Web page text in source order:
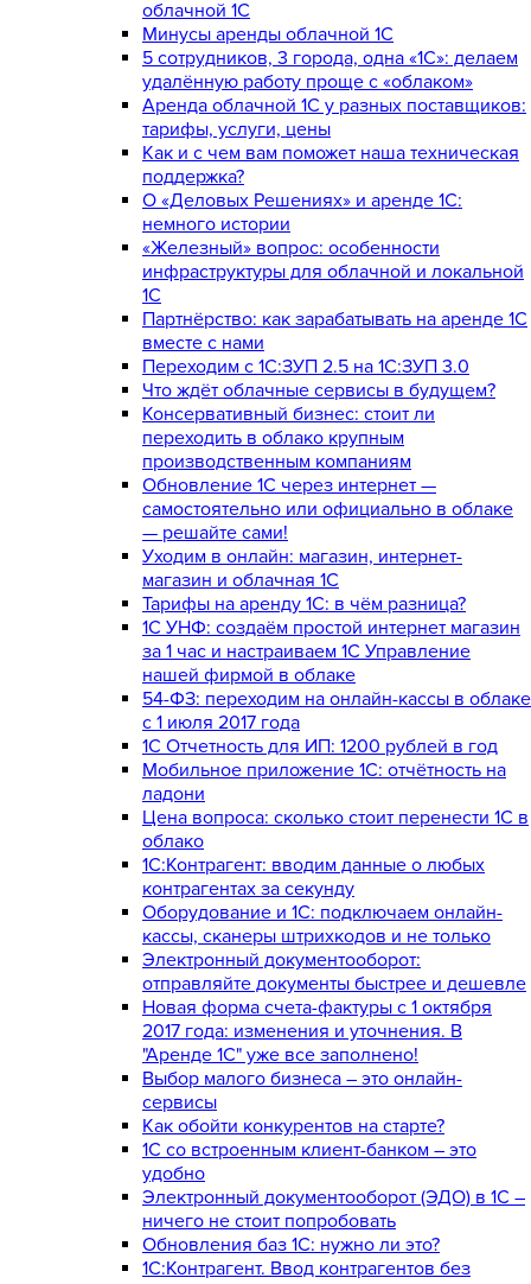
облачной 1С
Минусы аренды облачной 1С
5 сотрудников, 3 города, одна «1С»: делаем
удалённую работу проще с «облаком»
Аренда облачной 1С у разных поставщиков:
тарифы, услуги, цены
Как и с чем вам поможет наша техническая
поддержка?
О «Деловых Решениях» и аренде 1С:
немного истории
«Железный» вопрос: особенности
инфраструктуры для облачной и локальной
1С
Партнёрство: как зарабатывать на аренде 1С
вместе с нами
Переходим с 1С:ЗУП 2.5 на 1С:ЗУП 3.0
Что ждёт облачные сервисы в будущем?
Консервативный бизнес: стоит ли
переходить в облако крупным
производственным компаниям
Обновление 1С через интернет —
самостоятельно или официально в облаке
— решайте сами!
Уходим в онлайн: магазин, интернет-
магазин и облачная 1С
Тарифы на аренду 1С: в чём разница?
1С УНФ: создаём простой интернет магазин
за 1 час и настраиваем 1С Управление
нашей фирмой в облаке
54-ФЗ: переходим на онлайн-кассы в облаке
с 1 июля 2017 года
1С Отчетность для ИП: 1200 рублей в год
Мобильное приложение 1С: отчётность на
ладони
Цена вопроса: сколько стоит перенести 1С в
облако
1С:Контрагент: вводим данные о любых
контрагентах за секунду
Оборудование и 1С: подключаем онлайн-
кассы, сканеры штрихкодов и не только
Электронный документооборот:
отправляйте документы быстрее и дешевле
Новая форма счета-фактуры с 1 октября
2017 года: изменения и уточнения. В
"Аренде 1С" уже все заполнено!
Выбор малого бизнеса – это онлайн-
сервисы
Как обойти конкурентов на старте?
1C со встроенным клиент-банком – это
удобно
Электронный документооборот (ЭДО) в 1С –
ничего не стоит попробовать
Обновления баз 1С: нужно ли это?
1С:Контрагент. Ввод контрагентов без